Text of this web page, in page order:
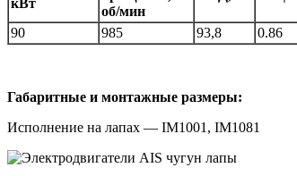
кВт
об/мин
90 985 93,8 0.86
Габаритные и монтажные размеры:
Исполнение на лапах — IM1001, IM1081